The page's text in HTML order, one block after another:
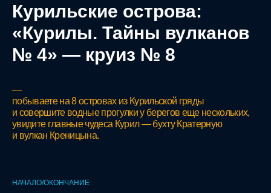
Курильские острова:
«Курилы. Тайны вулканов
№ 4» — круиз № 8
—
побываете на 8 островах из Курильской гряды
и совершите водные прогулки у берегов еще нескольких,
увидите главные чудеса Курил — бухту Кратерную
и вулкан Креницына.
НАЧАЛО/ОКОНЧАНИЕ